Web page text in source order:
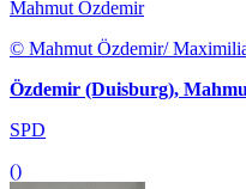
Özdemir (Duisburg), Mahmut
SPD
()